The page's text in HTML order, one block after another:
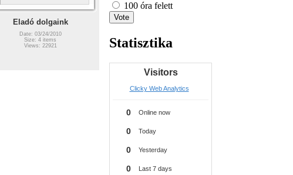
Eladó dolgaink
Date: 03/24/2010
Size: 4 items
Views: 22921
100 óra felett
Statisztika